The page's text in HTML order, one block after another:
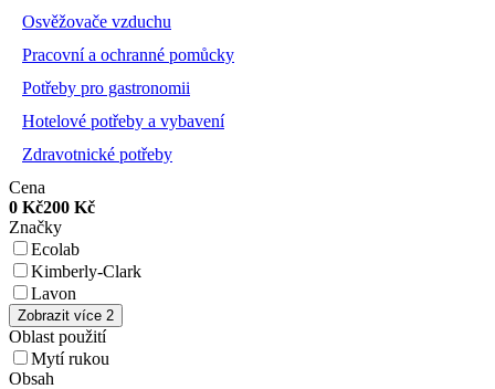
Osvěžovače vzduchu
Pracovní a ochranné pomůcky
Potřeby pro gastronomii
Hotelové potřeby a vybavení
Zdravotnické potřeby
Cena
0 Kč200 Kč
Značky
Ecolab
Kimberly-Clark
Lavon
Zobrazit více 2
Oblast použití
Mytí rukou
Obsah